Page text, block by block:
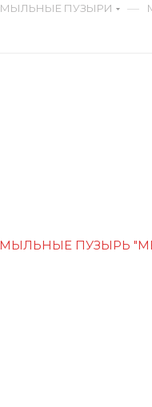
МЫЛЬНЫЕ ПУЗЫРИ —